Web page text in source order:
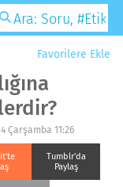
Favorilere Ekle
Çarşamba 11:26
Tumblr'da
Paylaş